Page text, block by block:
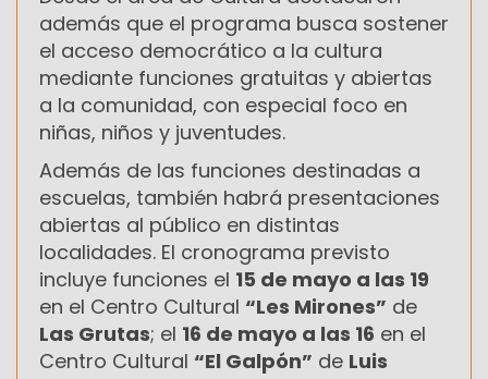
además que el programa busca sostener
el acceso democrático a la cultura
mediante funciones gratuitas y abiertas
a la comunidad, con especial foco en
niñas, niños y juventudes.
Además de las funciones destinadas a
escuelas, también habrá presentaciones
abiertas al público en distintas
localidades. El cronograma previsto
incluye funciones el 15 de mayo a las 19
en el Centro Cultural “Les Mirones” de
Las Grutas; el 16 de mayo a las 16 en el
Centro Cultural “El Galpón” de Luis